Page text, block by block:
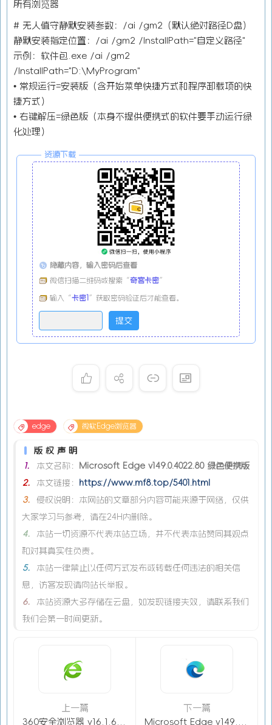
所有浏览器
# 无人值守静默安装参数：/ai /gm2（默认绝对路径D盘）
静默安装指定位置：/ai /gm2 /InstallPath="自定义路径"
示例：软件包.exe /ai /gm2
/InstallPath="D:\MyProgram"
• 常规运行=安装版（含开始菜单快捷方式和程序卸载项的快
捷方式）
• 右键解压=绿色版（本身不提供便携式的软件要手动运行绿
化处理）
资源下载
隐藏内容，输入密码后查看
微信扫描二维码或搜索“奇客卡密”
输入“卡密1 ”获取密码验证后才能查看。
edge 微软Edge浏览器
版权声明
1.
本文名称：
Microsoft Edge v149.0.4022.80 绿色便携版
2.
本文链接：
https://www.mf8.top/5401.html
3.
侵权说明：本网站的文章部分内容可能来源于网络，仅供
大家学习与参考，请在24H内删除。
4.
本站一切资源不代表本站立场，并不代表本站赞同其观点
和对其真实性负责。
5.
本站一律禁止以任何方式发布或转载任何违法的相关信
息，访客发现请向站长举报。
6.
本站资源大多存储在云盘，如发现链接失效，请联系我们
我们会第一时间更新。
上一篇
下一篇